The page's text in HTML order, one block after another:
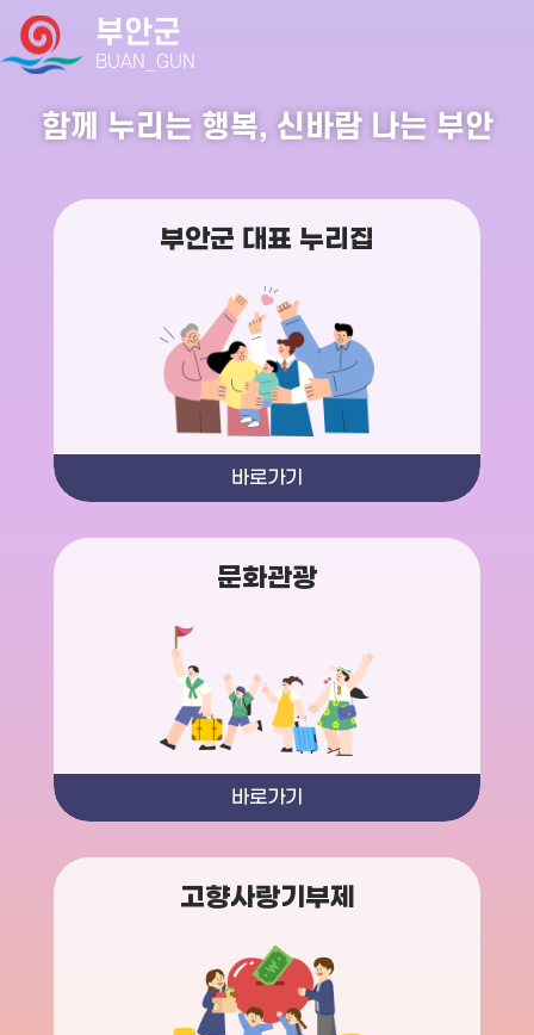
부안군
BUAN_GUN
함께 누리는 행복, 신바람 나는 부안
부안군 대표 누리집
바로가기
문화관광
바로가기
고향사랑기부제